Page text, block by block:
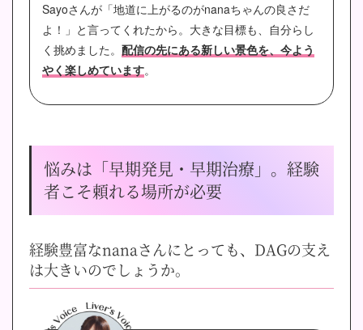
Sayoさんが「地道に上がるのがnanaちゃんの良さだ
よ！」と言ってくれたから。大きな目標も、自分らし
く挑めました。 配信の先にある新しい景色を、今よう
やく楽しめています。
悩みは「早期発見・早期治療」。経験
者こそ頼れる場所が必要
経験豊富なnanaさんにとっても、DAGの支え
は大きいのでしょうか。